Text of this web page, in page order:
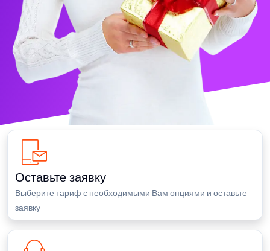
Оставьте заявку
Выберите тариф с необходимыми Вам опциями и оставьте
заявку